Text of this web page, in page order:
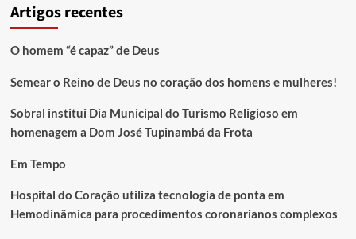
Artigos recentes
O homem “é capaz” de Deus
Semear o Reino de Deus no coração dos homens e mulheres!
Sobral institui Dia Municipal do Turismo Religioso em
homenagem a Dom José Tupinambá da Frota
Em Tempo
Hospital do Coração utiliza tecnologia de ponta em
Hemodinâmica para procedimentos coronarianos complexos